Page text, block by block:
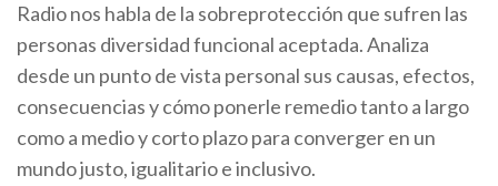
Radio nos habla de la sobreprotección que sufren las
personas diversidad funcional aceptada. Analiza
desde un punto de vista personal sus causas, efectos,
consecuencias y cómo ponerle remedio tanto a largo
como a medio y corto plazo para converger en un
mundo justo, igualitario e inclusivo.